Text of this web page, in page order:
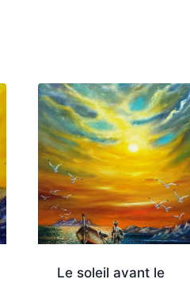
Le soleil avant le